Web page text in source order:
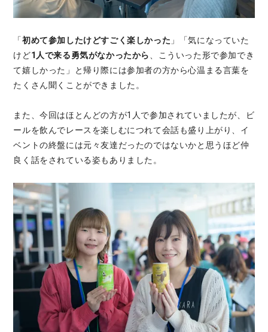
「初めて参加したけどすごく楽しかった 」「気になっていた
けど1人で来る勇気がなかったから
、こういった形で参加でき
て嬉しかった」と帰り際には参加者の方から心温まる言葉を
たくさん聞くことができました。
また、今回はほとんどの方が1人で参加されていましたが、ビ
ールを飲んでレースを楽しむにつれて会話も盛り上がり、イ
ベントの終盤には元々友達だったのではないかと思うほど仲
良く話をされている姿もありました。